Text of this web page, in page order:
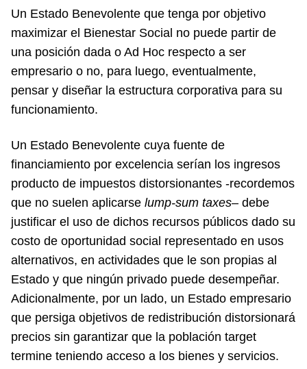
Un Estado Benevolente que tenga por objetivo
maximizar el Bienestar Social no puede partir de
una posición dada o Ad Hoc respecto a ser
empresario o no, para luego, eventualmente,
pensar y diseñar la estructura corporativa para su
funcionamiento.
Un Estado Benevolente cuya fuente de
financiamiento por excelencia serían los ingresos
producto de impuestos distorsionantes -recordemos
que no suelen aplicarse lump-sum taxes– debe
justificar el uso de dichos recursos públicos dado su
costo de oportunidad social representado en usos
alternativos, en actividades que le son propias al
Estado y que ningún privado puede desempeñar.
Adicionalmente, por un lado, un Estado empresario
que persiga objetivos de redistribución distorsionará
precios sin garantizar que la población target
termine teniendo acceso a los bienes y servicios.